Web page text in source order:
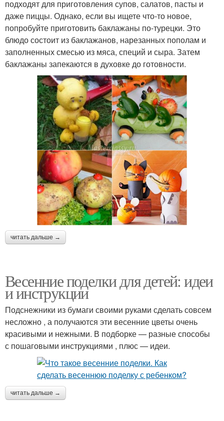
подходят для приготовления супов, салатов, пасты и
даже пиццы. Однако, если вы ищете что-то новое,
попробуйте приготовить баклажаны по-турецки. Это
блюдо состоит из баклажанов, нарезанных пополам и
заполненных смесью из мяса, специй и сыра. Затем
баклажаны запекаются в духовке до готовности.
читать дальше →
Весенние поделки для детей: идеи
и инструкции
Подснежники из бумаги своими руками сделать совсем
несложно , а получаются эти весенние цветы очень
красивыми и нежными. В подборке — разные способы
с пошаговыми инструкциями , плюс — идеи.
читать дальше →